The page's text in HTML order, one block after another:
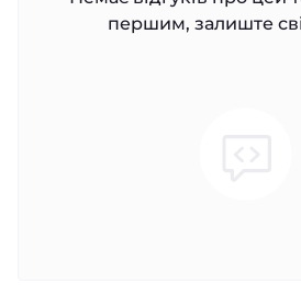
першим, залиште